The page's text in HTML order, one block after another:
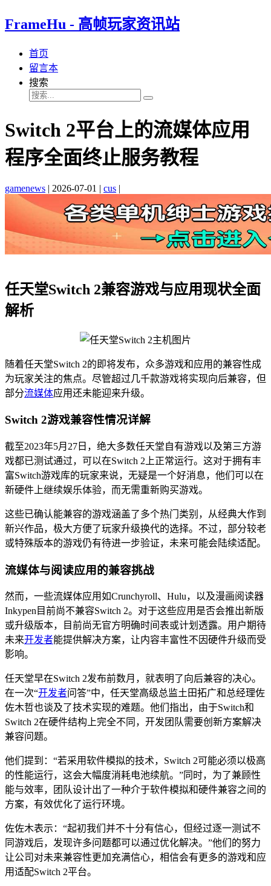
FrameHu - 高帧玩家资讯站
首页
留言本
搜索
Switch 2平台上的流媒体应用
程序全面终止服务教程
gamenews | 2026-07-01 | cus |
任天堂Switch 2兼容游戏与应用现状全面
解析
随着任天堂Switch 2的即将发布，众多游戏和应用的兼容性成
为玩家关注的焦点。尽管超过几千款游戏将实现向后兼容，但
部分流媒体应用还未能迎来升级。
Switch 2游戏兼容性情况详解
截至2023年5月27日，绝大多数任天堂自有游戏以及第三方游
戏都已测试通过，可以在Switch 2上正常运行。这对于拥有丰
富Switch游戏库的玩家来说，无疑是一个好消息，他们可以在
新硬件上继续娱乐体验，而无需重新购买游戏。
这些已确认能兼容的游戏涵盖了多个热门类别，从经典大作到
新兴作品，极大方便了玩家升级换代的选择。不过，部分较老
或特殊版本的游戏仍有待进一步验证，未来可能会陆续适配。
流媒体与阅读应用的兼容挑战
然而，一些流媒体应用如Crunchyroll、Hulu，以及漫画阅读器
Inkypen目前尚不兼容Switch 2。对于这些应用是否会推出新版
或升级版本，目前尚无官方明确时间表或计划透露。用户期待
未来开发者能提供解决方案，让内容丰富性不因硬件升级而受
影响。
任天堂早在Switch 2发布前数月，就表明了向后兼容的决心。
在一次“开发者问答”中，任天堂高级总监土田拓广和总经理佐
佐木哲也谈及了技术实现的难题。他们指出，由于Switch和
Switch 2在硬件结构上完全不同，开发团队需要创新方案解决
兼容问题。
他们提到：“若采用软件模拟的技术，Switch 2可能必须以极高
的性能运行，这会大幅度消耗电池续航。”同时，为了兼顾性
能与效率，团队设计出了一种介于软件模拟和硬件兼容之间的
方案，有效优化了运行环境。
佐佐木表示：“起初我们并不十分有信心，但经过逐一测试不
同游戏后，发现许多问题都可以通过优化解决。”他们的努力
让公司对未来兼容性更加充满信心，相信会有更多的游戏和应
用适配Switch 2平台。